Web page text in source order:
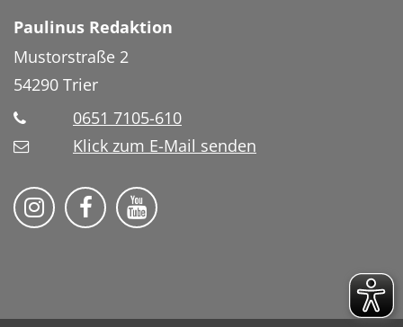
Paulinus Redaktion
Mustorstraße 2
54290 Trier
0651 7105-610
Klick zum E-Mail senden
Bistum Trier auf Instragram
Bistum Trier auf Facebook
Bistum Trier auf YouTube